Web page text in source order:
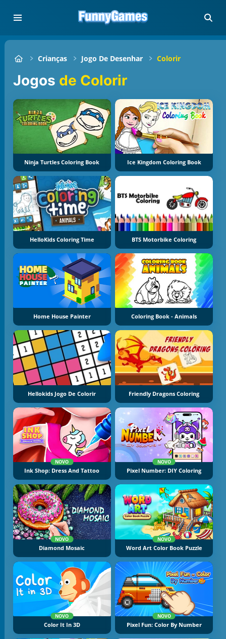
Crianças Jogo De Desenhar Colorir
Jogos de Colorir
Ninja Turtles Coloring Book Ice Kingdom Coloring Book
HelloKids Coloring Time BTS Motorbike Coloring
Home House Painter Coloring Book - Animals
Hellokids Jogo De Colorir Friendly Dragons Coloring
NOVO
Ink Shop: Dress And Tattoo
NOVO
Pixel Number: DIY Coloring
NOVO
Diamond Mosaic
NOVO
Word Art Color Book Puzzle
NOVO
Color It In 3D
NOVO
Pixel Fun: Color By Number